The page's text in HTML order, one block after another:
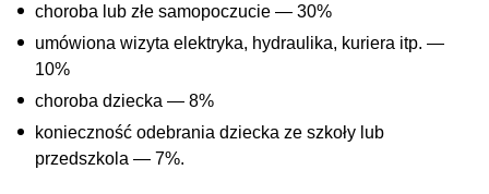
choroba lub złe samopoczucie — 30%
umówiona wizyta elektryka, hydraulika, kuriera itp. —
10%
choroba dziecka — 8%
konieczność odebrania dziecka ze szkoły lub
przedszkola — 7%.